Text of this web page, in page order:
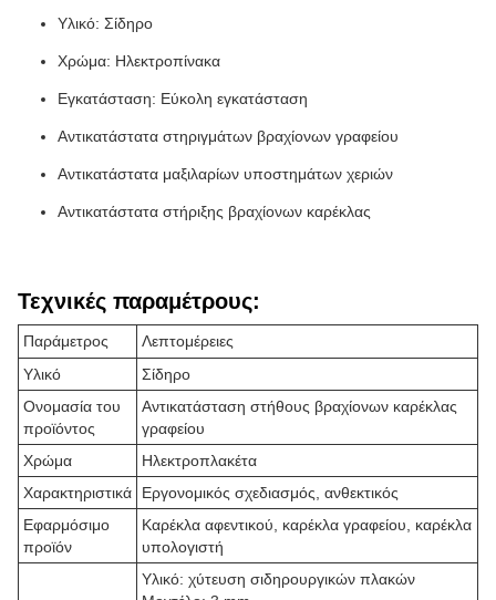
Υλικό: Σίδηρο
Χρώμα: Ηλεκτροπίνακα
Εγκατάσταση: Εύκολη εγκατάσταση
Αντικατάστατα στηριγμάτων βραχίονων γραφείου
Αντικατάστατα μαξιλαρίων υποστημάτων χεριών
Αντικατάστατα στήριξης βραχίονων καρέκλας
Τεχνικές παραμέτρους:
Παράμετρος
Λεπτομέρειες
Υλικό
Σίδηρο
Ονομασία του
προϊόντος
Αντικατάσταση στήθους βραχίονων καρέκλας
γραφείου
Χρώμα
Ηλεκτροπλακέτα
Χαρακτηριστικά
Εργονομικός σχεδιασμός, ανθεκτικός
Εφαρμόσιμο
προϊόν
Καρέκλα αφεντικού, καρέκλα γραφείου, καρέκλα
υπολογιστή
Υλικό: χύτευση σιδηρουργικών πλακών